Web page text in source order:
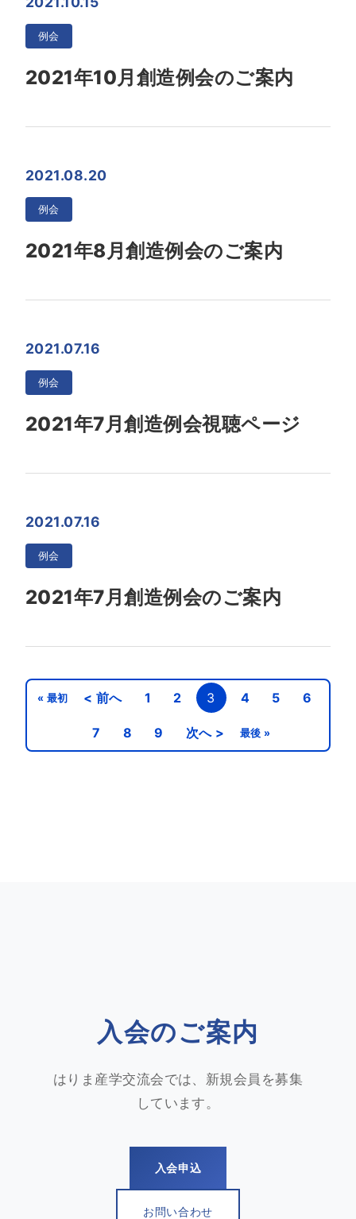
例会
2021年10月創造例会のご案内
2021.08.20
例会
2021年8月創造例会のご案内
2021.07.16
例会
2021年7月創造例会視聴ページ
2021.07.16
例会
2021年7月創造例会のご案内
« 最初 < 前へ 1 2 3 4 5 6
7 8 9 次へ > 最後 »
入会のご案内
はりま産学交流会では、新規会員を募集
しています。
入会申込
お問い合わせ